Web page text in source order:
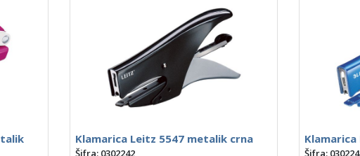
Klamarica Leitz 5547 metalik crna
Šifra: 0302242 Šifra: